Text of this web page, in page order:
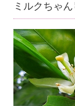
ミルクちゃ